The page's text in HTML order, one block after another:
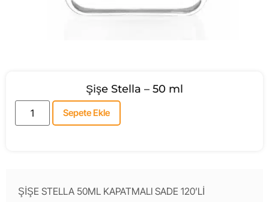
Şişe Stella – 50 ml
Sepete Ekle
ŞİŞE STELLA 50ML KAPATMALI SADE 120’Lİ